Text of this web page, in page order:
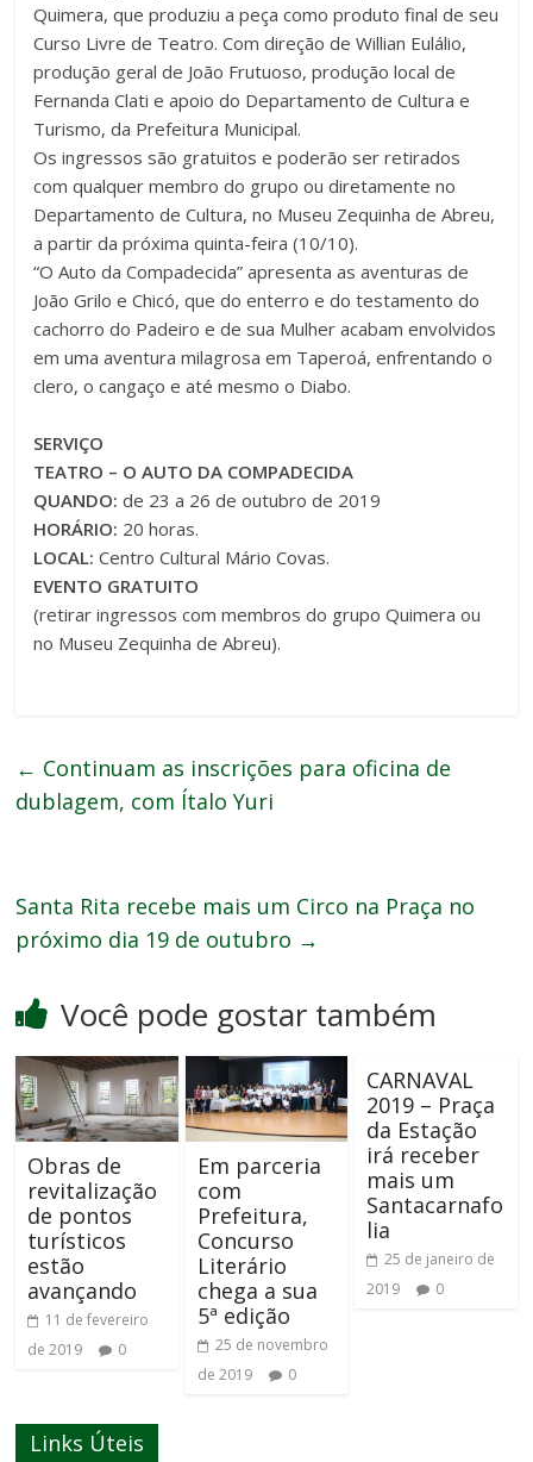
Quimera, que produziu a peça como produto final de seu
Curso Livre de Teatro. Com direção de Willian Eulálio,
produção geral de João Frutuoso, produção local de
Fernanda Clati e apoio do Departamento de Cultura e
Turismo, da Prefeitura Municipal.
Os ingressos são gratuitos e poderão ser retirados
com qualquer membro do grupo ou diretamente no
Departamento de Cultura, no Museu Zequinha de Abreu,
a partir da próxima quinta-feira (10/10).
“O Auto da Compadecida” apresenta as aventuras de
João Grilo e Chicó, que do enterro e do testamento do
cachorro do Padeiro e de sua Mulher acabam envolvidos
em uma aventura milagrosa em Taperoá, enfrentando o
clero, o cangaço e até mesmo o Diabo.
SERVIÇO
TEATRO – O AUTO DA COMPADECIDA
QUANDO:de 23 a 26 de outubro de 2019
HORÁRIO: 20 horas.
LOCAL:Centro Cultural Mário Covas.
EVENTO GRATUITO
(retirar ingressos com membros do grupo Quimera ou
no Museu Zequinha de Abreu).
← Continuam as inscrições para oficina de
dublagem, com Ítalo Yuri
Santa Rita recebe mais um Circo na Praça no
próximo dia 19 de outubro →
Você pode gostar também
Obras de
revitalização
de pontos
turísticos
estão
avançando
11 de fevereiro
de 2019
0
Em parceria
com
Prefeitura,
Concurso
Literário
chega a sua
5ª edição
25 de novembro
de 2019
0
CARNAVAL
2019 – Praça
da Estação
irá receber
mais um
Santacarnafo
lia
25 de janeiro de
2019
0
Links Úteis